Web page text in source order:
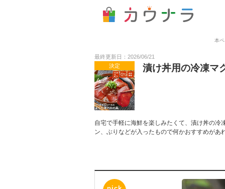
本
最終更新日：2026/06/21
決定
漬け丼用の冷凍マ
自宅で手軽に海鮮を楽しみたくて、漬け丼の
ン、ぶりなどが入ったもので何かおすすめがあ